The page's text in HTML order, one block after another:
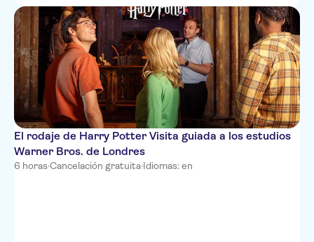
El rodaje de Harry Potter Visita guiada a los estudios
Warner Bros. de Londres
6 horas·Cancelación gratuita·Idiomas: en